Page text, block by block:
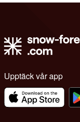
Upptäck vår app